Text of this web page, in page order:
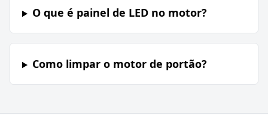
O que é painel de LED no motor?
Como limpar o motor de portão?